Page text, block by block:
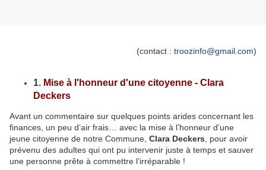
(contact : troozinfo@gmail.com)
1. Mise à l'honneur d'une citoyenne - Clara
Deckers
Avant un commentaire sur quelques points arides concernant les
finances, un peu d’air frais… avec la mise à l’honneur d’une
jeune citoyenne de notre Commune, Clara Deckers , pour avoir
prévenu des adultes qui ont pu intervenir juste à temps et sauver
une personne prête à commettre l’irréparable !